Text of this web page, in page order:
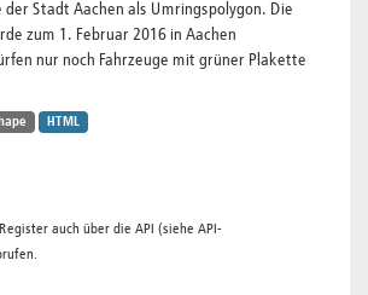
der Stadt Aachen als Umringspolygon. Die
zum 1. Februar 2016 in Aachen
nur noch Fahrzeuge mit grüner Plakette
HTML
auch über die API (siehe API-